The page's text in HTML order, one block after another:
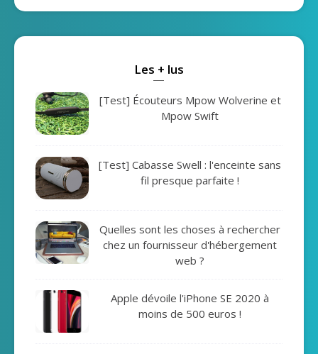
Les + lus
[Test] Écouteurs Mpow Wolverine et
Mpow Swift
[Test] Cabasse Swell : l'enceinte sans
fil presque parfaite !
Quelles sont les choses à rechercher
chez un fournisseur d'hébergement
web ?
Apple dévoile l'iPhone SE 2020 à
moins de 500 euros !